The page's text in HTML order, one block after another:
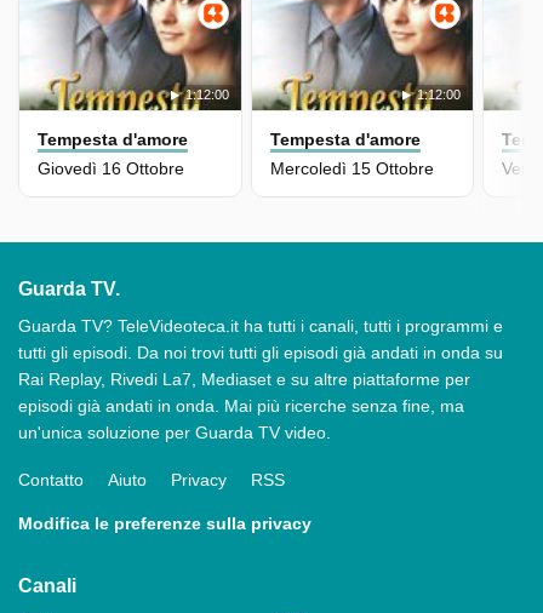
1:12:00
Tempesta d'amore
Giovedì 16 Ottobre
1:12:00
Tempesta d'amore
Mercoledì 15 Ottobre
Guarda TV.
Guarda TV? TeleVideoteca.it ha tutti i canali, tutti i programmi e
tutti gli episodi. Da noi trovi tutti gli episodi già andati in onda su
Rai Replay, Rivedi La7, Mediaset e su altre piattaforme per
episodi già andati in onda. Mai più ricerche senza fine, ma
un'unica soluzione per Guarda TV video.
Contatto Aiuto Privacy RSS
Modifica le preferenze sulla privacy
Canali